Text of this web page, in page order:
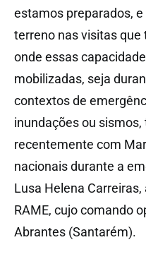
estamos preparados,
terreno nas visitas
onde essas
mobilizadas, seja
contextos de
inundações ou
recentemente com
nacionais durante a
Lusa Helena
RAME, cujo comando
Abrantes (Santarém).